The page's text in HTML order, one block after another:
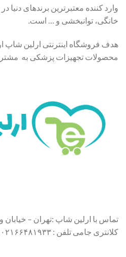
وارد کننده معتبرترین برندهای دنیا
خانگی، توانبخشی و … است.
هدف فروشگاه اینترنتی ارلین شاپ
محصولات تجهیزات پزشکی به
تماس با ارلین شاپ :تهران – خیابان
کلانتری جامی تلفن : ۰۲۱۶۶۴۸۱۹۳۳ مشاوره : ۰۹۱۹۲۰۶۵۲۳۲